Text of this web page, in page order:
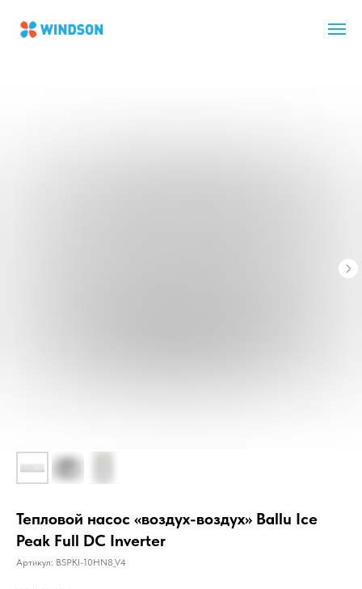
Главная
Тепловой насос «воздух-воздух» Ballu Ice Peak Full DC
Тепловой насос «воздух-воздух» Ballu Ice
Peak Full DC Inverter
Артикул: BSPKI-10HN8_V4